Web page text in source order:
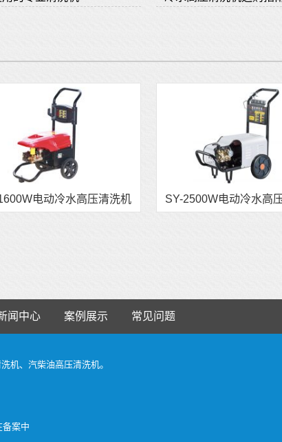
电动冷水高压清洗机 SY-2500W电动冷水高
闻中心 案例展示 常见问题
机、 汽柴油高压清洗机。
备案中